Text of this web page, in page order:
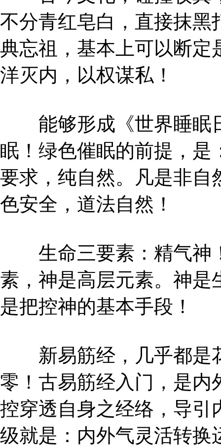
不分青红皂白，直接抹黑
典忘祖，基本上可以断定
洋灭内，以权谋私！
能够形成《世界睡眠
眠！绿色催眠的前提，是
要求，纯自然。凡是非自
色安全，道法自然！
生命三要素：精气神
素，神是高层元素。神是
是把控神的基本手段！
新易筋经，几乎都是
零！古易筋经入门，是内
控穿透自身之经络，导引
级就是：内外气灵活转换